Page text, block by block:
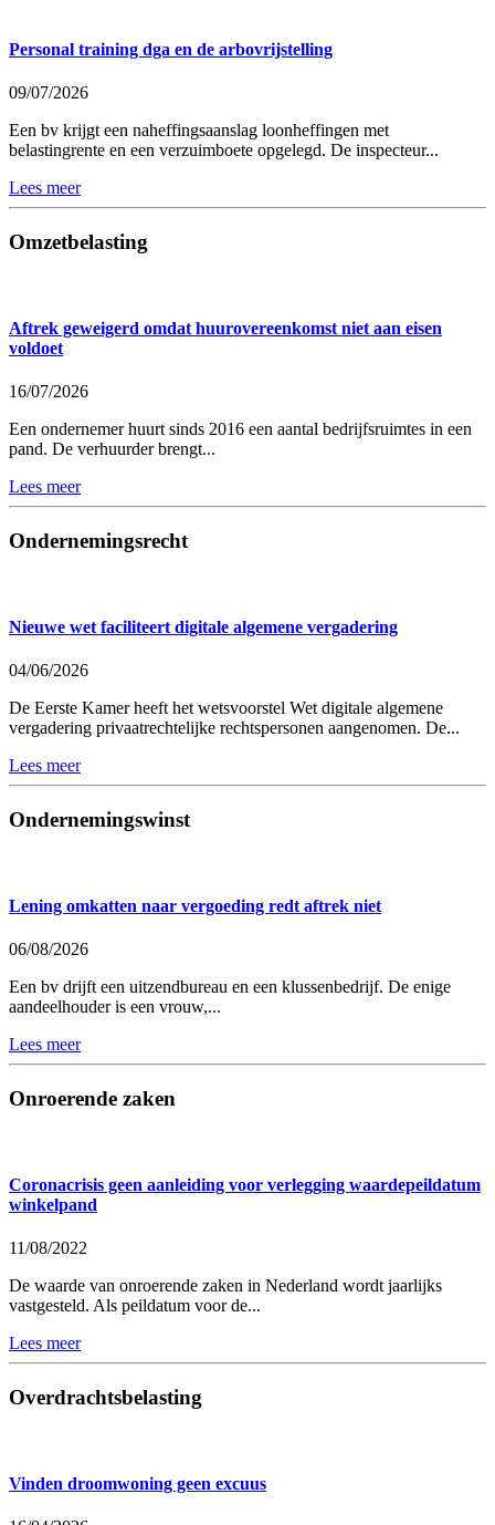
Personal training dga en de arbovrijstelling
09/07/2026
Een bv krijgt een naheffingsaanslag loonheffingen met
belastingrente en een verzuimboete opgelegd. De inspecteur...
Lees meer
Omzetbelasting
Aftrek geweigerd omdat huurovereenkomst niet aan eisen
voldoet
16/07/2026
Een ondernemer huurt sinds 2016 een aantal bedrijfsruimtes in een
pand. De verhuurder brengt...
Lees meer
Ondernemingsrecht
Nieuwe wet faciliteert digitale algemene vergadering
04/06/2026
De Eerste Kamer heeft het wetsvoorstel Wet digitale algemene
vergadering privaatrechtelijke rechtspersonen aangenomen. De...
Lees meer
Ondernemingswinst
Lening omkatten naar vergoeding redt aftrek niet
06/08/2026
Een bv drijft een uitzendbureau en een klussenbedrijf. De enige
aandeelhouder is een vrouw,...
Lees meer
Onroerende zaken
Coronacrisis geen aanleiding voor verlegging waardepeildatum
winkelpand
11/08/2022
De waarde van onroerende zaken in Nederland wordt jaarlijks
vastgesteld. Als peildatum voor de...
Lees meer
Overdrachtsbelasting
Vinden droomwoning geen excuus